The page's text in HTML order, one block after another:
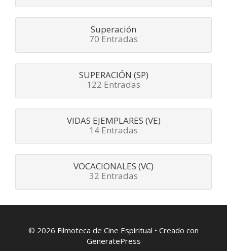
Superación
70 Entradas
SUPERACIÓN (SP)
122 Entradas
VIDAS EJEMPLARES (VE)
14 Entradas
VOCACIONALES (VC)
32 Entradas
© 2026 Filmoteca de Cine Espiritual • Creado con
GeneratePress